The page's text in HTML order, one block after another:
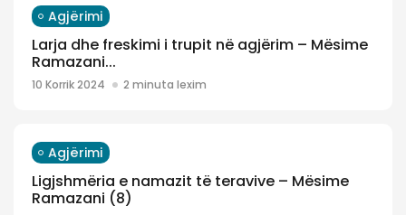
Agjërimi
Larja dhe freskimi i trupit në agjërim – Mësime
Ramazani...
10 Korrik 2024 2 minuta lexim
Agjërimi
Ligjshmëria e namazit të teravive – Mësime
Ramazani (8)